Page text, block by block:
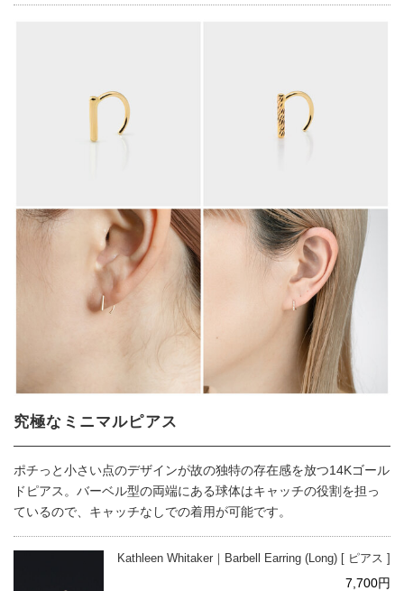
究極なミニマルピアス
ポチっと小さい点のデザインが故の独特の存在感を放つ14Kゴール
ドピアス。バーベル型の両端にある球体はキャッチの役割を担っ
ているので、キャッチなしでの着用が可能です。
Kathleen Whitaker｜Barbell Earring (Long) [ ピアス ]
7,700円